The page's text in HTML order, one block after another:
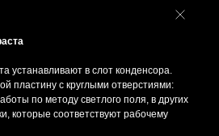
устанавливают в слот конденсора.
пластину с круглыми отверстиями:
по методу светлого поля, в других
которые соответствуют рабочему